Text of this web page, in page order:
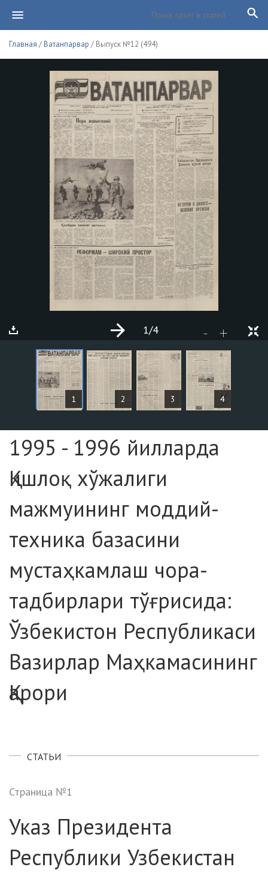
Главная /Ватанпарвар / Выпуск №12 (494)
1 2 3 4
- +
1/4
СТАТЬИ
Страница №1
1995 - 1996 йилларда
Қишлоқ хўжалиги
мажмуининг моддий-
техника базасини
мустаҳкамлаш чора-
тадбирлари тўғрисида:
Ўзбекистон Республикаси
Вазирлар Маҳкамасининг
Қарори
СТАТЬИ
Страница №1
Указ Президента
Республики Узбекистан